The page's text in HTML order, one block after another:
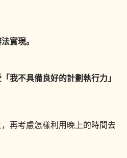
實現。
我不具備良好的計劃執行力」
再考慮怎樣利用晚上的時間去